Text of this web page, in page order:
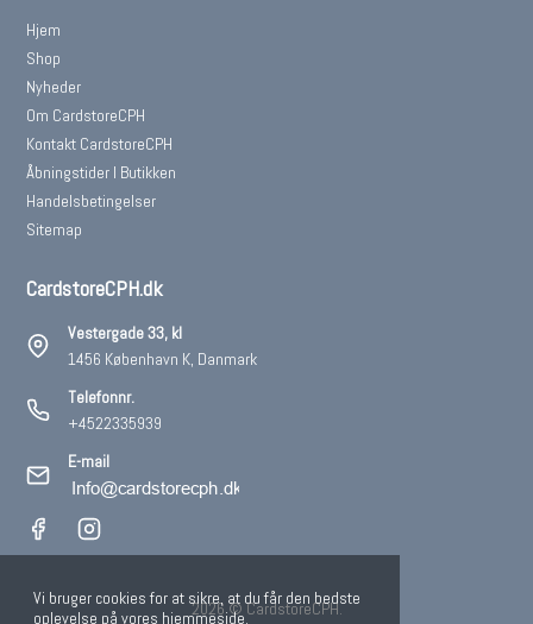
Vi bruger cookies for at sikre, at du får den bedste
oplevelse på vores hjemmeside.
Hjem
Shop
Nyheder
Om CardstoreCPH
Kontakt CardstoreCPH
Åbningstider I Butikken
Handelsbetingelser
Sitemap
CardstoreCPH.dk
Vestergade 33, kl
1456 København K, Danmark
Telefonnr.
+4522335939
E-mail
2026 © CardstoreCPH.